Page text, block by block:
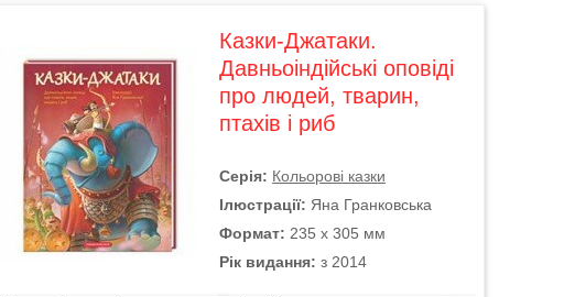
Казки-Джатаки.
Давньоіндійські оповіді
про людей, тварин,
птахів і риб
Серія: Кольорові казки
Ілюстрації: Яна Гранковська
Формат: 235 х 305 мм
Рік видання: з 2014